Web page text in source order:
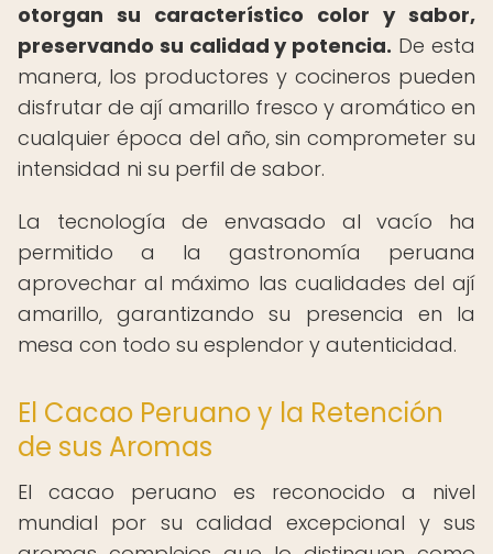
otorgan su característico color y sabor,
preservando su calidad y potencia. De esta
manera, los productores y cocineros pueden
disfrutar de ají amarillo fresco y aromático en
cualquier época del año, sin comprometer su
intensidad ni su perfil de sabor.
La tecnología de envasado al vacío ha
permitido a la gastronomía peruana
aprovechar al máximo las cualidades del ají
amarillo, garantizando su presencia en la
mesa con todo su esplendor y autenticidad.
El Cacao Peruano y la Retención
de sus Aromas
El cacao peruano es reconocido a nivel
mundial por su calidad excepcional y sus